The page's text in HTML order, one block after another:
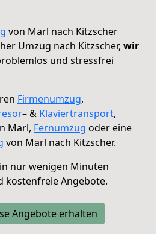
von Marl nach Kitzscher
Umzug nach Kitzscher, wir
und stressfrei
Firmenumzug,
– & Klaviertransport,
Marl, Fernumzug oder eine
von Marl nach Kitzscher.
in nur wenigen Minuten
kostenfreie Angebote.
Angebote erhalten